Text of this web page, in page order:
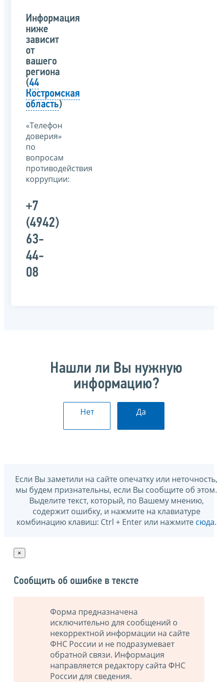
Информация
ниже
зависит
от
вашего
региона
(44
Костромская
область)
«Телефон
доверия»
по
вопросам
противодействия
коррупции:
+7
(4942)
63-
44-
08
Нашли ли Вы нужную
информацию?
Нет Да
Если Вы заметили на сайте опечатку или неточность,
мы будем признательны, если Вы сообщите об этом.
Выделите текст, который, по Вашему мнению,
содержит ошибку, и нажмите на клавиатуре
комбинацию клавиш: Ctrl + Enter или нажмите сюда.
×
Сообщить об ошибке в тексте
Форма предназначена
исключительно для сообщений о
некорректной информации на сайте
ФНС России и не подразумевает
обратной связи. Информация
направляется редактору сайта ФНС
России для сведения.